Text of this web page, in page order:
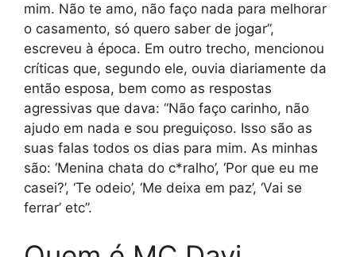
mim. Não te amo, não faço nada para melhorar
o casamento, só quero saber de jogar”,
escreveu à época. Em outro trecho, mencionou
críticas que, segundo ele, ouvia diariamente da
então esposa, bem como as respostas
agressivas que dava: “Não faço carinho, não
ajudo em nada e sou preguiçoso. Isso são as
suas falas todos os dias para mim. As minhas
são: ‘Menina chata do c*ralho’, ‘Por que eu me
casei?’, ‘Te odeio’, ‘Me deixa em paz’, ‘Vai se
ferrar’ etc”.